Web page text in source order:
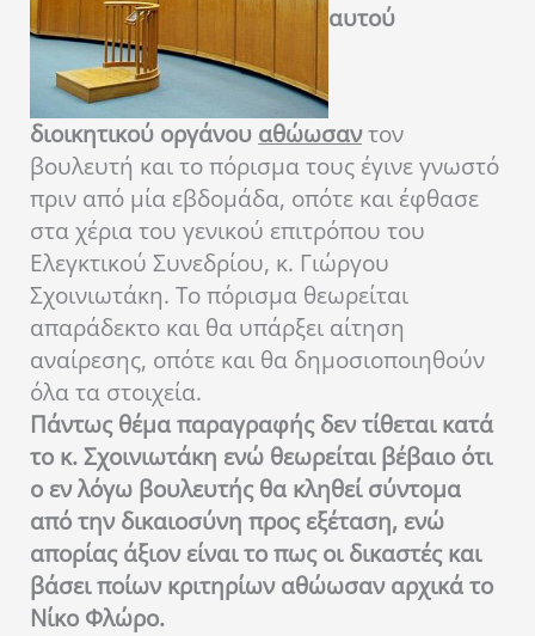
αυτού
διοικητικού οργάνου αθώωσαντον
βουλευτή και το πόρισμα τους έγινε γνωστό
πριν από μία εβδομάδα, οπότε και έφθασε
στα χέρια του γενικού επιτρόπου του
Ελεγκτικού Συνεδρίου, κ. Γιώργου
Σχοινιωτάκη. Το πόρισμα θεωρείται
απαράδεκτο και θα υπάρξει αίτηση
αναίρεσης, οπότε και θα δημοσιοποιηθούν
όλα τα στοιχεία.
Πάντως θέμα παραγραφής δεν τίθεται κατά
το κ. Σχοινιωτάκη ενώ θεωρείται βέβαιο ότι
ο εν λόγω βουλευτής θα κληθεί σύντομα
από την δικαιοσύνη προς εξέταση, ενώ
απορίας άξιον είναι το πως οι δικαστές και
βάσει ποίων κριτηρίων αθώωσαν αρχικά το
Νίκο Φλώρο.